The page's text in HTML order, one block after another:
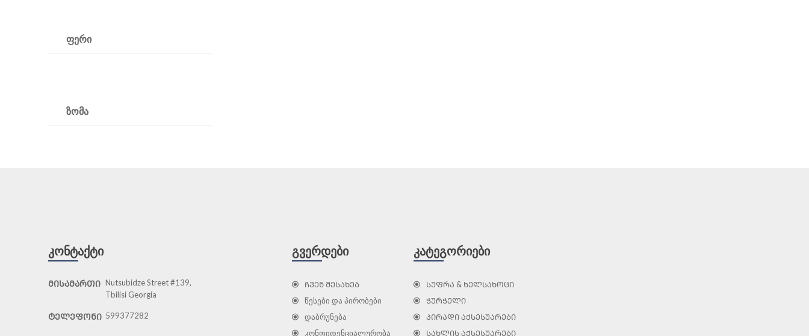
ᲤᲔᲠᲘ
ᲖᲝᲛᲐ
ᲙᲝᲜᲢᲐᲥᲢᲘ
ᲛᲘᲡᲐᲛᲐᲠᲗᲘ Nutsubidze Street #139,
Tbilisi Georgia
ᲢᲔᲚᲔᲤᲝᲜᲘ 599377282
ᲒᲕᲔᲠᲓᲔᲑᲘ
ᲩᲕᲔᲜ ᲨᲔᲡᲐᲮᲔᲑ
წესები და პირობები
დაბრუნება
კონფიდენციალურობა
ᲙᲐᲢᲔᲒᲝᲠᲘᲔᲑᲘ
ᲡᲣᲤᲠᲐ & ᲮᲔᲚᲡᲐᲮᲝᲪᲘ
ᲭᲣᲠᲭᲔᲚᲘ
ᲞᲘᲠᲐᲓᲘ ᲐᲥᲡᲔᲡᲣᲐᲠᲔᲑᲘ
ᲡᲐᲮᲚᲘᲡ ᲐᲥᲡᲔᲡᲣᲐᲠᲔᲑᲘ